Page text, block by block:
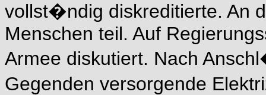
vollst�ndig diskreditierte. An
Menschen teil. Auf
Armee diskutiert. Nach
Gegenden versorgende